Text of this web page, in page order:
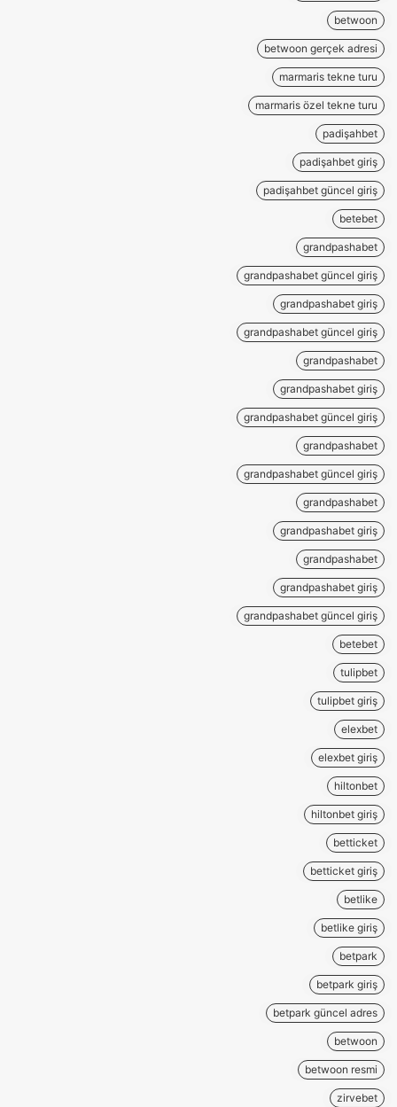
betwoon
betwoon gerçek adresi
marmaris tekne turu
marmaris özel tekne turu
padişahbet
padişahbet giriş
padişahbet güncel giriş
betebet
grandpashabet
grandpashabet güncel giriş
grandpashabet giriş
grandpashabet güncel giriş
grandpashabet
grandpashabet giriş
grandpashabet güncel giriş
grandpashabet
grandpashabet güncel giriş
grandpashabet
grandpashabet giriş
grandpashabet
grandpashabet giriş
grandpashabet güncel giriş
betebet
tulipbet
tulipbet giriş
elexbet
elexbet giriş
hiltonbet
hiltonbet giriş
betticket
betticket giriş
betlike
betlike giriş
betpark
betpark giriş
betpark güncel adres
betwoon
betwoon resmi
zirvebet